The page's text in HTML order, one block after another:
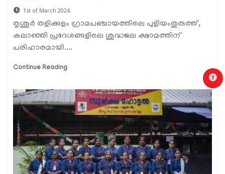
1st of March 2024
തൃശൂർ തളിക്കുളം ഗ്രാമപഞ്ചായത്തിലെ പുളിയംതുരുത്ത്,
കലാഞ്ഞി പ്രദേശങ്ങളിലെ ശുദ്ധജല ക്ഷാമത്തിന്
പരിഹാരമായി....
Continue Reading